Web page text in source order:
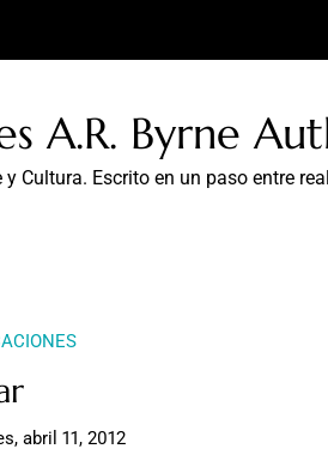
A.R. Byrne
y Cultura. Escrito en un paso entre
abril 11, 2012